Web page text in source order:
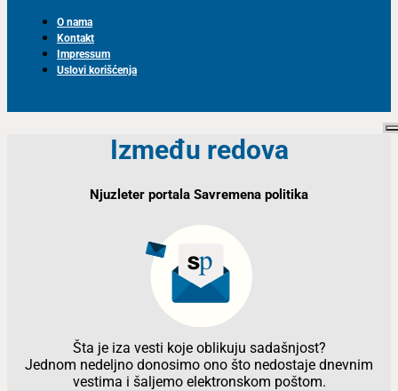
O nama
Kontakt
Impressum
Uslovi korišćenja
Između redova
Njuzleter portala Savremena politika
Šta je iza vesti koje oblikuju sadašnjost?
Jednom nedeljno donosimo ono što nedostaje dnevnim
vestima i šaljemo elektronskom poštom.